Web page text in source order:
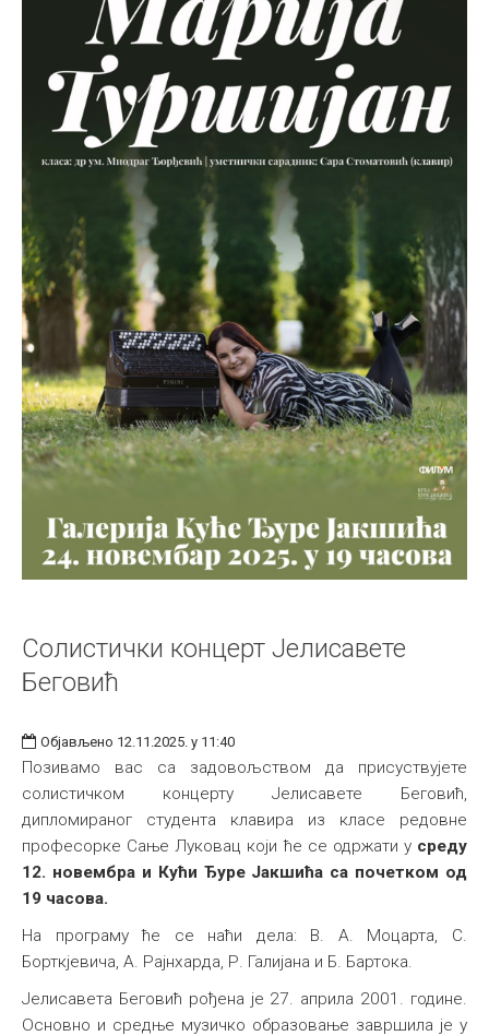
Солистички концерт Јелисавете
Беговић
Објављено 12.11.2025. у 11:40
Позивамо вас са задовољством да присуствујете
солистичком концерту Јелисавете Беговић,
дипломираног студента клавира из класе редовне
професорке Сање Луковац који ће се одржати у среду
12. новембра и Кући Ђуре Јакшића са почетком од
19 часова.
На програму ће се наћи дела: В. A. Moцарта, С.
Борткјевича, А. Рајнхарда, Р. Галијана и Б. Бартока.
Јелисавета Беговић рођена је 27. априла 2001. године.
Основно и средње музичко образовање завршила је у